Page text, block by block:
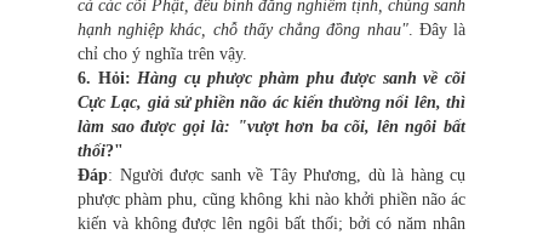
cả các cõi Phật, đều bình đẳng nghiêm tịnh, chúng sanh
hạnh nghiệp khác, chỗ thấy chẳng đồng nhau". Đây là
chỉ cho ý nghĩa trên vậy.
6. Hỏi:Hàng cụ phược phàm phu được sanh về cõi
Cực Lạc, giả sử phiền não ác kiến thường nổi lên, thì
làm sao được gọi là: "vượt hơn ba cõi, lên ngôi bất
thối?"
Ðáp: Người được sanh về Tây Phương, dù là hàng cụ
phược phàm phu, cũng không khi nào khởi phiền não ác
kiến và không được lên ngôi bất thối; bởi có năm nhân